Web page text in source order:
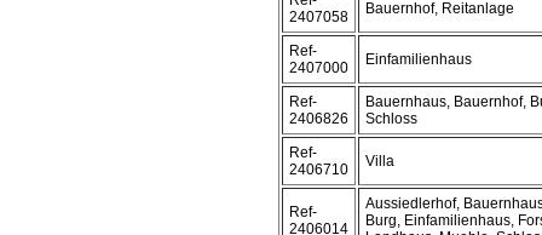
2407058
Bauernhof, Reitanlage
Ref-
2407000
Einfamilienhaus
Ref-
2406826
Bauernhaus, Bauernhof,
Schloss
Ref-
2406710
Villa
Ref-
2406014
Aussiedlerhof,
Burg, Einfamilienhaus,